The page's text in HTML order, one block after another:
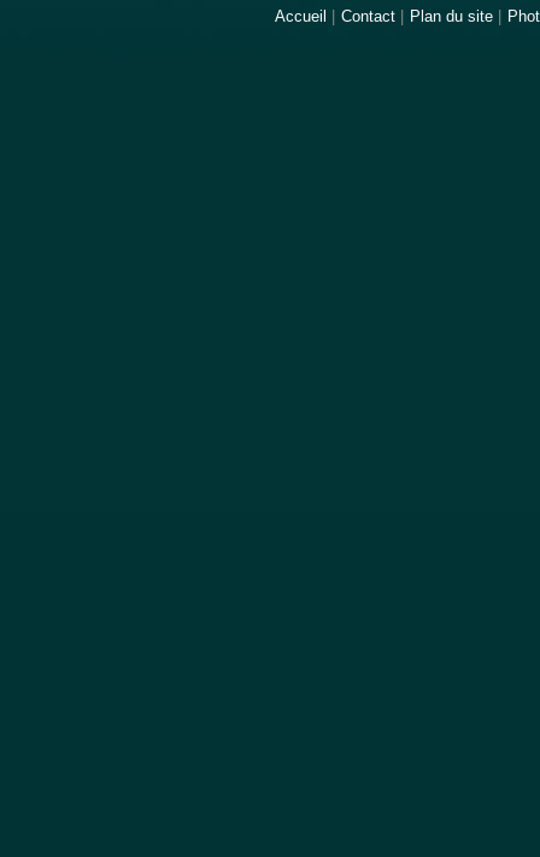
Accueil Contact Plan du site